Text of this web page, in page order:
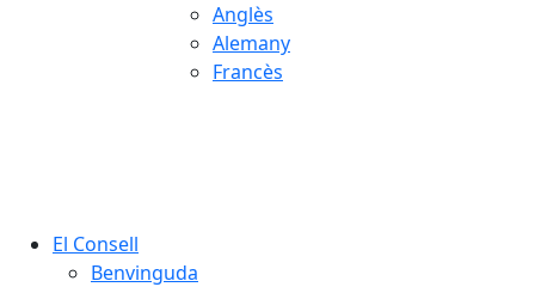
Anglès
Alemany
Francès
El Consell
Benvinguda